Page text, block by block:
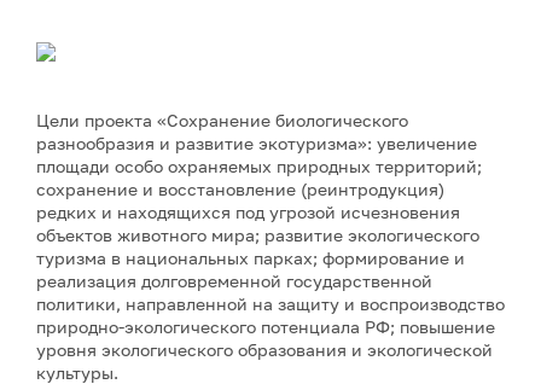
Цели проекта «Сохранение биологического
разнообразия и развитие экотуризма»: увеличение
площади особо охраняемых природных территорий;
сохранение и восстановление (реинтродукция)
редких и находящихся под угрозой исчезновения
объектов животного мира; развитие экологического
туризма в национальных парках; формирование и
реализация долговременной государственной
политики, направленной на защиту и воспроизводство
природно-экологического потенциала РФ; повышение
уровня экологического образования и экологической
культуры.